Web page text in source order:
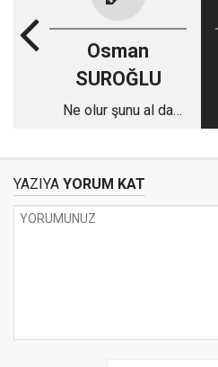
Osman
SUROĞLU
Ne olur şunu al da
YAZIYA YORUM KAT